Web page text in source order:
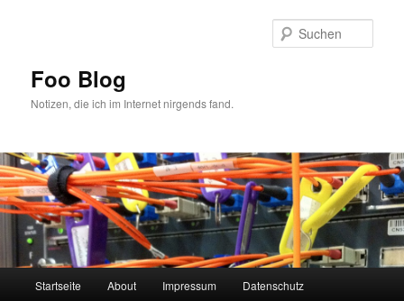
Foo Blog
Notizen, die ich im Internet nirgends fand.
Startseite About Impressum Datenschutz